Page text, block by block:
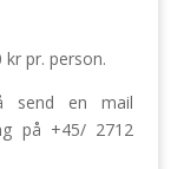
pr. person.
send en mail
på +45/ 2712